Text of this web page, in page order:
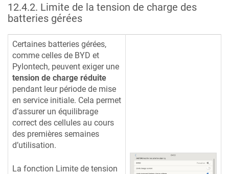
12.4.2. Limite de la tension de charge des
batteries gérées
Certaines batteries gérées,
comme celles de BYD et
Pylontech, peuvent exiger une
tension de charge réduite
pendant leur période de mise
en service initiale. Cela permet
d’assurer un équilibrage
correct des cellules au cours
des premières semaines
d’utilisation.
La fonction Limite de tension